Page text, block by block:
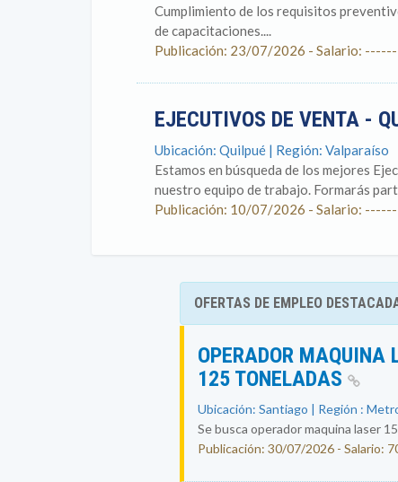
Cumplimiento de los requisitos
de capacitaciones....
Publicación: 23/07/2026 - Salario:
EJECUTIVOS DE VENTA -
Ubicación: Quilpué | Región: Valparaíso
Estamos en búsqueda de los mejores
nuestro equipo de trabajo. Formarás
Publicación: 10/07/2026 - Salario:
OFERTAS DE EMPLEO
OPERADOR MAQUINA
125 TONELADAS
Ubicación: Santiago | Región :
Se busca operador maquina laser
Publicación: 30/07/2026 - Salario: